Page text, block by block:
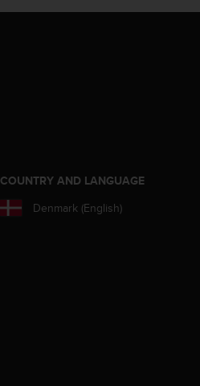
COUNTRY AND LANGUAGE
Denmark (English)